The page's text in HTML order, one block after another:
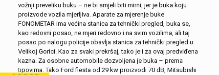
vožnji preveliku buku – ne bi smjeli biti mirni, jer je buka koju
proizvode vozila mjerljiva. Aparate za mjerenje buke
FONOMETAR ima većina stanica za tehnički pregled, buka se,
kao redovni posao, ne mjeri redovno i na svim vozilima, ali taj
posao po nalogu policije obavlja stanica za tehnički pregled u
Velikoj Gorici. Kao za svaki prekršaj, tako je i za ovaj predviđena
kazna. Za osobne automobile dozvoljena je buka – prema
tipovima. Tako Ford fiesta od 29 kw proizvodi 70 dB, Mitsubishi